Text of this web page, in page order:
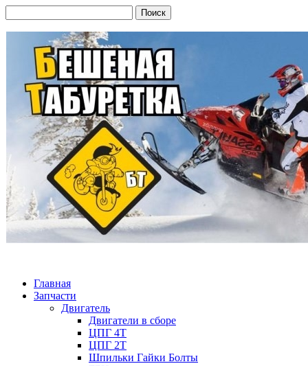
Главная
Запчасти
Двигатель
Двигатели в сборе
ЦПГ 4Т
ЦПГ 2Т
Шпильки Гайки Болты